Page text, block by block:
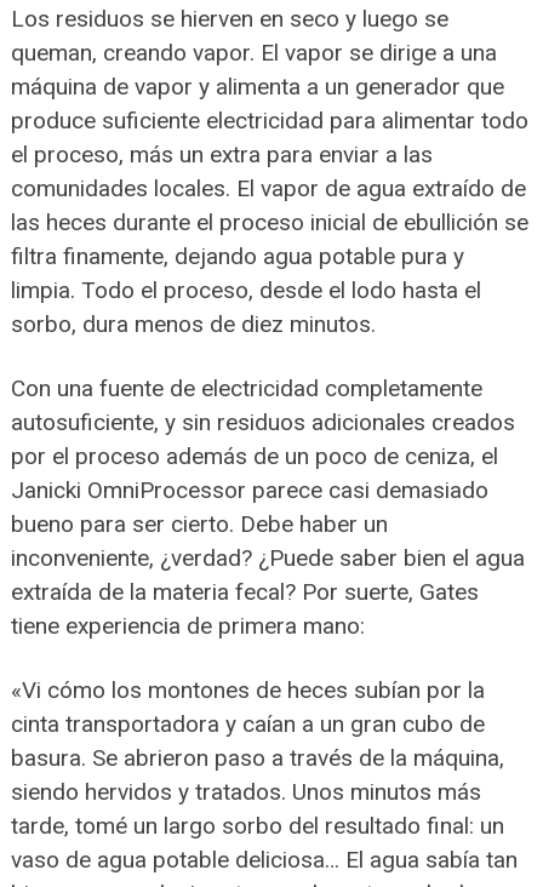
Los residuos se hierven en seco y luego se
queman, creando vapor. El vapor se dirige a una
máquina de vapor y alimenta a un generador que
produce suficiente electricidad para alimentar todo
el proceso, más un extra para enviar a las
comunidades locales. El vapor de agua extraído de
las heces durante el proceso inicial de ebullición se
filtra finamente, dejando agua potable pura y
limpia. Todo el proceso, desde el lodo hasta el
sorbo, dura menos de diez minutos.
Con una fuente de electricidad completamente
autosuficiente, y sin residuos adicionales creados
por el proceso además de un poco de ceniza, el
Janicki OmniProcessor parece casi demasiado
bueno para ser cierto. Debe haber un
inconveniente, ¿verdad? ¿Puede saber bien el agua
extraída de la materia fecal? Por suerte, Gates
tiene experiencia de primera mano:
«Vi cómo los montones de heces subían por la
cinta transportadora y caían a un gran cubo de
basura. Se abrieron paso a través de la máquina,
siendo hervidos y tratados. Unos minutos más
tarde, tomé un largo sorbo del resultado final: un
vaso de agua potable deliciosa… El agua sabía tan